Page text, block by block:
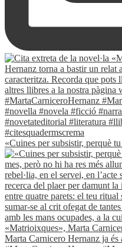
«Cuines per subsistir, perquè